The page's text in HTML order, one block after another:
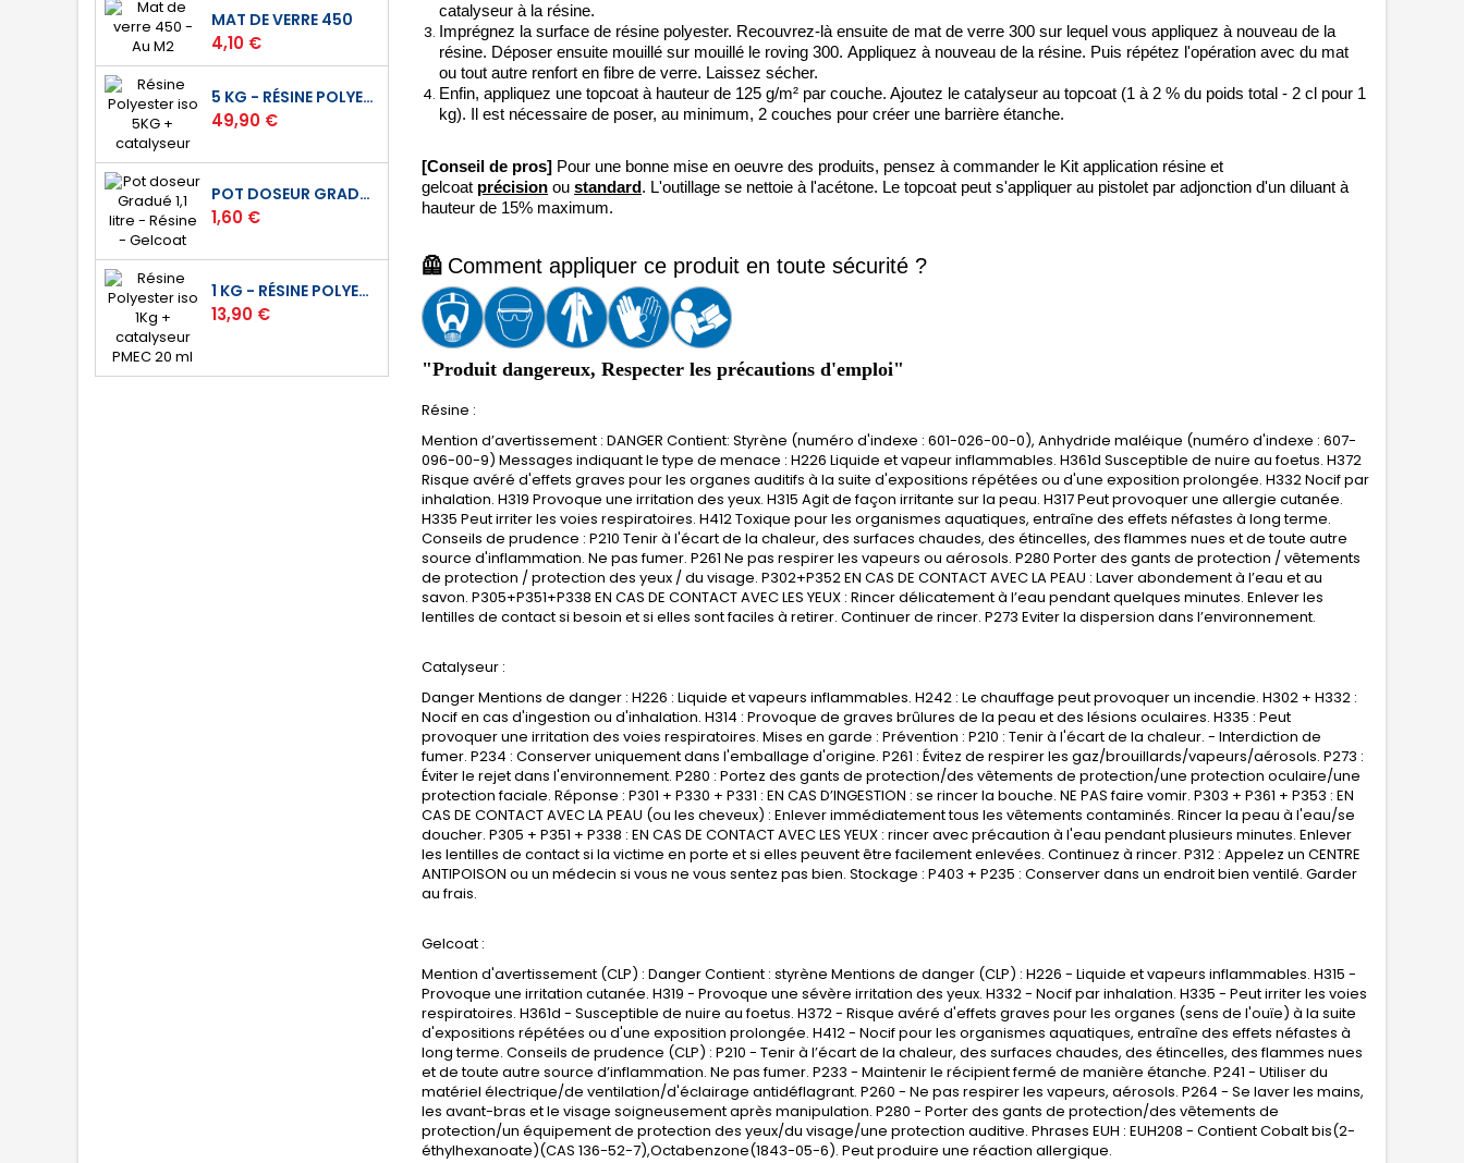
MAT DE VERRE 450
Prix
4,10 €
5 KG - RÉSINE POLYESTER ISO DE STRATIFICATION
Prix
49,90 €
POT DOSEUR GRADUÉ 1,1 LITRE - RÉSINE - GELCOAT
Prix
1,60 €
1 KG - RÉSINE POLYESTER ISO DE STRATIFICATION
Prix
13,90 €
catalyseur à la résine.
Imprégnez la surface de résine polyester. Recouvrez-là ensuite de mat de verre 300 sur lequel vous appliquez à nouveau de la
résine. Déposer ensuite mouillé sur mouillé le roving 300. Appliquez à nouveau de la résine. Puis répétez l'opération avec du mat
ou tout autre renfort en fibre de verre. Laissez sécher.
Enfin, appliquez une topcoat à hauteur de 125 g/m² par couche. Ajoutez le catalyseur au topcoat (1 à 2 % du poids total - 2 cl pour 1
kg). Il est nécessaire de poser, au minimum, 2 couches pour créer une barrière étanche.
[Conseil de pros] Pour une bonne mise en oeuvre des produits, pensez à commander le Kit application résine et
gelcoat précision ou standard . L'outillage se nettoie à l'acétone. Le topcoat peut s'appliquer au pistolet par adjonction d'un diluant à
hauteur de 15% maximum.
🦺 Comment appliquer ce produit en toute sécurité ?
"Produit dangereux, Respecter les précautions d'emploi"
Résine :
Mention d’avertissement : DANGER Contient: Styrène (numéro d'indexe : 601-026-00-0), Anhydride maléique (numéro d'indexe : 607-
096-00-9) Messages indiquant le type de menace : H226 Liquide et vapeur inflammables. H361d Susceptible de nuire aufoetus. H372
Risque avéré d'effets graves pour les organes auditifs à la suite d'expositions répétées ou d'une exposition prolongée. H332 Nocif par
inhalation. H319 Provoque une irritation des yeux. H315 Agit de façon irritante sur la peau. H317 Peut provoquer une allergie cutanée.
H335 Peut irriter les voies respiratoires. H412 Toxique pour les organismes aquatiques, entraîne des effets néfastes à long terme.
Conseils de prudence : P210 Tenir à l'écart de la chaleur, des surfaces chaudes, des étincelles, des flammes nues et de toute autre
source d'inflammation. Ne pas fumer. P261 Ne pas respirer les vapeurs ou aérosols. P280 Porter des gants de protection / vêtements
de protection / protection des yeux / du visage. P302+P352 EN CAS DE CONTACT AVEC LA PEAU : Laver abondement à l’eau et au
savon. P305+P351+P338 EN CAS DE CONTACT AVEC LES YEUX : Rincer délicatement à l’eau pendant quelques minutes. Enlever les
lentilles de contact si besoin et si elles sont faciles à retirer. Continuer de rincer. P273 Eviter la dispersion dans l’environnement.
Catalyseur :
Danger Mentions de danger : H226 : Liquide et vapeurs inflammables. H242 : Le chauffage peut provoquer un incendie. H302 + H332 :
Nocif en cas d'ingestion ou d'inhalation. H314 : Provoque de graves brûlures de la peau et des lésions oculaires. H335 : Peut
provoquer une irritation des voies respiratoires. Mises en garde : Prévention : P210 : Tenir à l'écart de la chaleur. - Interdiction de
fumer. P234 : Conserver uniquement dans l'emballage d'origine. P261 : Évitez de respirer les gaz/brouillards/vapeurs/aérosols. P273 :
Éviter le rejet dans l'environnement. P280 : Portez des gants de protection/des vêtements de protection/une protection oculaire/une
protection faciale. Réponse : P301 + P330 + P331 : EN CAS D’INGESTION : se rincer la bouche. NE PAS faire vomir. P303 + P361 + P353 : EN
CAS DE CONTACT AVEC LA PEAU (ou les cheveux) : Enlever immédiatement tous les vêtements contaminés. Rincer la peau à l'eau/se
doucher. P305 + P351 + P338 : EN CAS DE CONTACT AVEC LES YEUX : rincer avec précaution à l'eau pendantplusieurs minutes. Enlever
les lentilles de contact si la victime en porte et si elles peuvent être facilement enlevées. Continuez à rincer. P312 : Appelez un CENTRE
ANTIPOISON ou un médecin si vous ne vous sentez pas bien. Stockage : P403 + P235 : Conserver dans un endroit bien ventilé. Garder
au frais.
Gelcoat :
Mention d'avertissement (CLP) : Danger Contient : styrène Mentions de danger (CLP) : H226 - Liquide et vapeurs inflammables. H315 -
Provoque une irritation cutanée. H319 - Provoque une sévère irritation des yeux. H332 - Nocif par inhalation. H335 - Peut irriter les voies
respiratoires. H361d - Susceptible de nuire aufoetus. H372 - Risque avéré d'effets graves pour les organes (sens de l'ouïe) à la suite
d'expositions répétées ou d'une exposition prolongée. H412 - Nocif pour les organismes aquatiques, entraîne des effets néfastes à
long terme. Conseils de prudence (CLP) : P210 - Tenir à l’écart de la chaleur, des surfaces chaudes, des étincelles, des flammes nues
et de toute autre source d’inflammation. Ne pas fumer. P233 - Maintenir le récipient fermé de manière étanche. P241 - Utiliser du
matériel électrique/de ventilation/d'éclairage antidéflagrant. P260 - Ne pas respirer les vapeurs, aérosols. P264 - Se laver les mains,
les avant-bras et le visage soigneusement après manipulation. P280 - Porter des gants de protection/des vêtements de
protection/un équipement de protection des yeux/du visage/une protection auditive. Phrases EUH : EUH208 - Contient Cobalt bis(2-
éthylhexanoate)(CAS 136-52-7),Octabenzone(1843-05-6). Peut produire une réaction allergique.